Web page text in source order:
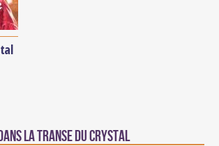
La Transe du Crystal